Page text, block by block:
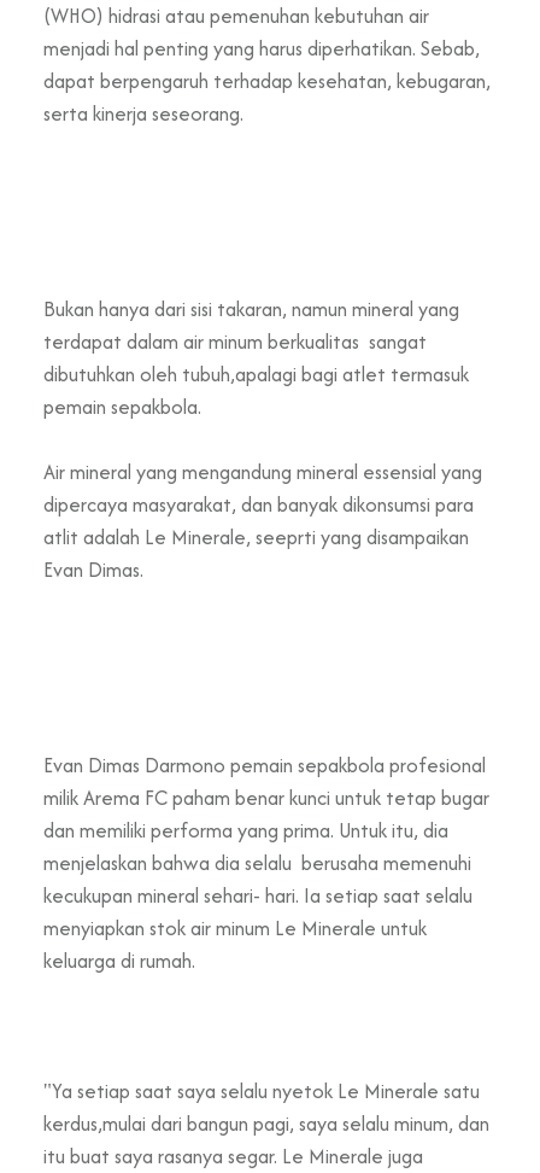
(WHO) hidrasi atau pemenuhan kebutuhan air
menjadi hal penting yang harus diperhatikan. Sebab,
dapat berpengaruh terhadap kesehatan, kebugaran,
serta kinerja seseorang.
Bukan hanya dari sisi takaran, namun mineral yang
terdapat dalam air minum berkualitas sangat
dibutuhkan oleh tubuh,apalagi bagi atlet termasuk
pemain sepakbola.
Air mineral yang mengandung mineral essensial yang
dipercaya masyarakat, dan banyak dikonsumsi para
atlit adalah Le Minerale, seeprti yang disampaikan
Evan Dimas.
Evan Dimas Darmono pemain sepakbola profesional
milik Arema FC paham benar kunci untuk tetap bugar
dan memiliki performa yang prima. Untuk itu, dia
menjelaskan bahwa dia selalu berusaha memenuhi
kecukupan mineral sehari- hari. Ia setiap saat selalu
menyiapkan stok air minum Le Minerale untuk
keluarga di rumah.
"Ya setiap saat saya selalu nyetok Le Minerale satu
kerdus,mulai dari bangun pagi, saya selalu minum, dan
itu buat saya rasanya segar. Le Minerale juga